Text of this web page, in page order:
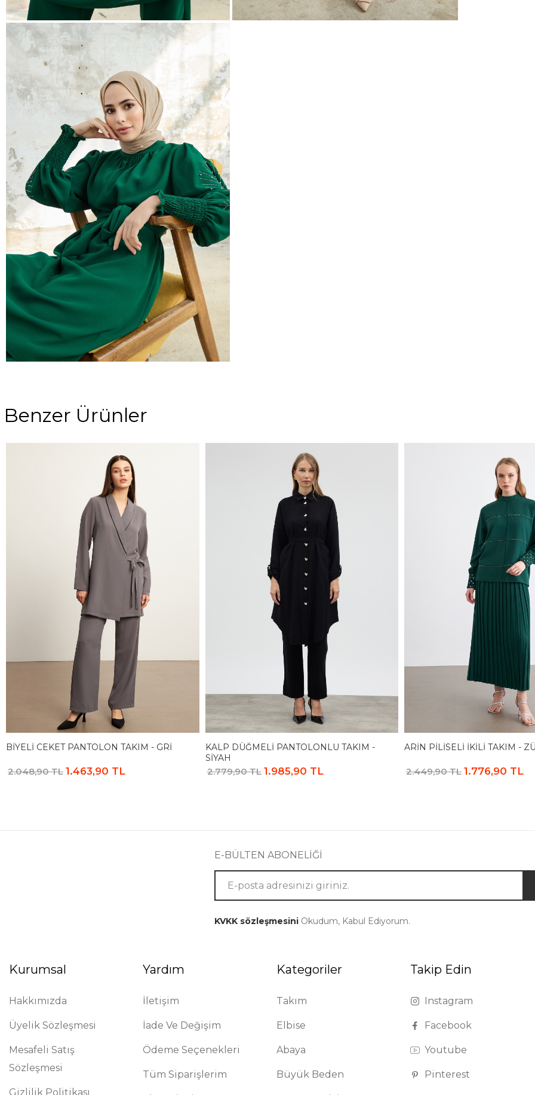
Benzer Ürünler
BIYELI CEKET PANTOLON TAKIM - GRI
2.048,90 TL 1.463,90 TL
KALP DÜĞMELI PANTOLONLU TAKIM -
SIYAH
2.779,90 TL 1.985,90 TL
ARIN PILISELI İKILI TAKIM -
2.449,90 TL 1.776,90 TL
E-BÜLTEN ABONELİĞİ
KVKK sözleşmesiniOkudum, Kabul Ediyorum.
Kurumsal
Hakkımızda
Üyelik Sözleşmesi
Mesafeli Satış
Sözleşmesi
Gizlilik Politikası
Yardım
İletişim
İade Ve Değişim
Ödeme Seçenekleri
Tüm Siparişlerim
Kategoriler
Takım
Elbise
Abaya
Büyük Beden
Takip Edin
Instagram
Facebook
Youtube
Pinterest